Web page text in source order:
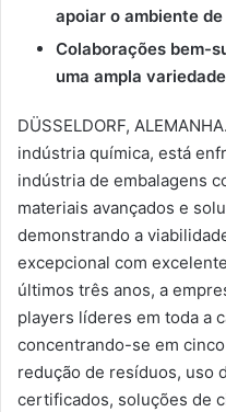
apoiar o ambiente
Colaborações bem-
uma ampla
DÜSSELDORF,
indústria química, está
indústria de embalagens
materiais avançados e
demonstrando a
excepcional com
últimos três anos, a
players líderes em toda a
concentrando-se em
redução de resíduos, uso
certificados, soluções de